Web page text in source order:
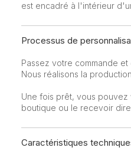
est encadré à l'intérieur
Processus de
Passez votre commande
Nous réalisons la
Une fois prêt, vous
boutique ou le recevoir
Caractéristiques